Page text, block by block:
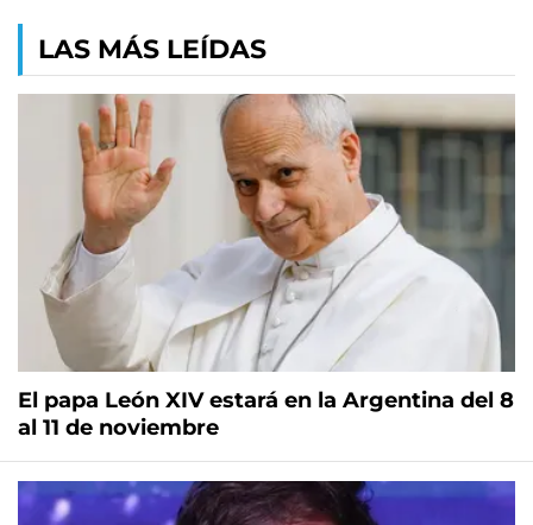
LAS MÁS LEÍDAS
El papa León XIV estará en la Argentina del 8
al 11 de noviembre